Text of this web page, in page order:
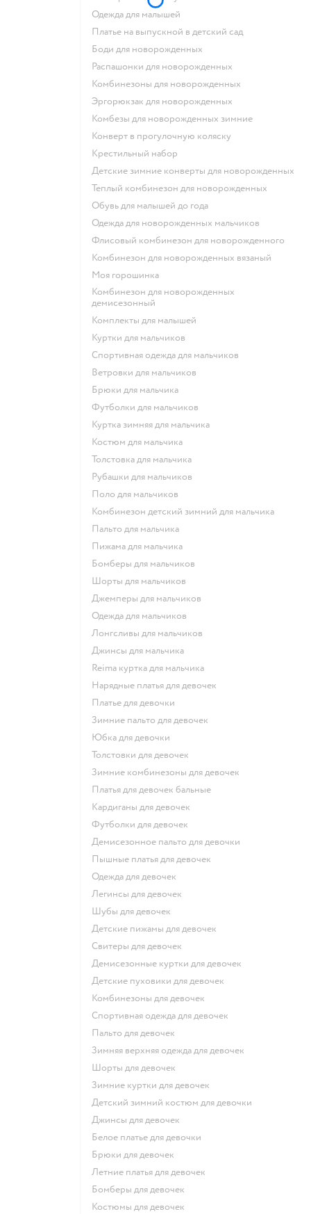
Одежда для малышей
Платье на выпускной в детский сад
Боди для новорожденных
Распашонки для новорожденных
Комбинезоны для новорожденных
Эргорюкзак для новорожденных
Комбезы для новорожденных зимние
Конверт в прогулочную коляску
Крестильный набор
Детские зимние конверты для новорожденных
Теплый комбинезон для новорожденных
Обувь для малышей до года
Одежда для новорожденных мальчиков
Флисовый комбинезон для новорожденного
Комбинезон для новорожденных вязаный
Моя горошинка
Комбинезон для новорожденных
демисезонный
Комплекты для малышей
Куртки для мальчиков
Спортивная одежда для мальчиков
Ветровки для мальчиков
Брюки для мальчика
Футболки для мальчиков
Куртка зимняя для мальчика
Костюм для мальчика
Толстовка для мальчика
Рубашки для мальчиков
Поло для мальчиков
Комбинезон детский зимний для мальчика
Пальто для мальчика
Пижама для мальчика
Бомберы для мальчиков
Шорты для мальчиков
Джемперы для мальчиков
Одежда для мальчиков
Лонгсливы для мальчиков
Джинсы для мальчика
Reima куртка для мальчика
Нарядные платья для девочек
Платье для девочки
Зимние пальто для девочек
Юбка для девочки
Толстовки для девочек
Зимние комбинезоны для девочек
Платья для девочек бальные
Кардиганы для девочек
Футболки для девочек
Демисезонное пальто для девочки
Пышные платья для девочек
Одежда для девочек
Легинсы для девочек
Шубы для девочек
Детские пижамы для девочек
Свитеры для девочек
Демисезонные куртки для девочек
Детские пуховики для девочек
Комбинезоны для девочек
Спортивная одежда для девочек
Пальто для девочек
Зимняя верхняя одежда для девочек
Шорты для девочек
Зимние куртки для девочек
Детский зимний костюм для девочки
Джинсы для девочек
Белое платье для девочки
Брюки для девочек
Летние платья для девочек
Бомберы для девочек
Костюмы для девочек